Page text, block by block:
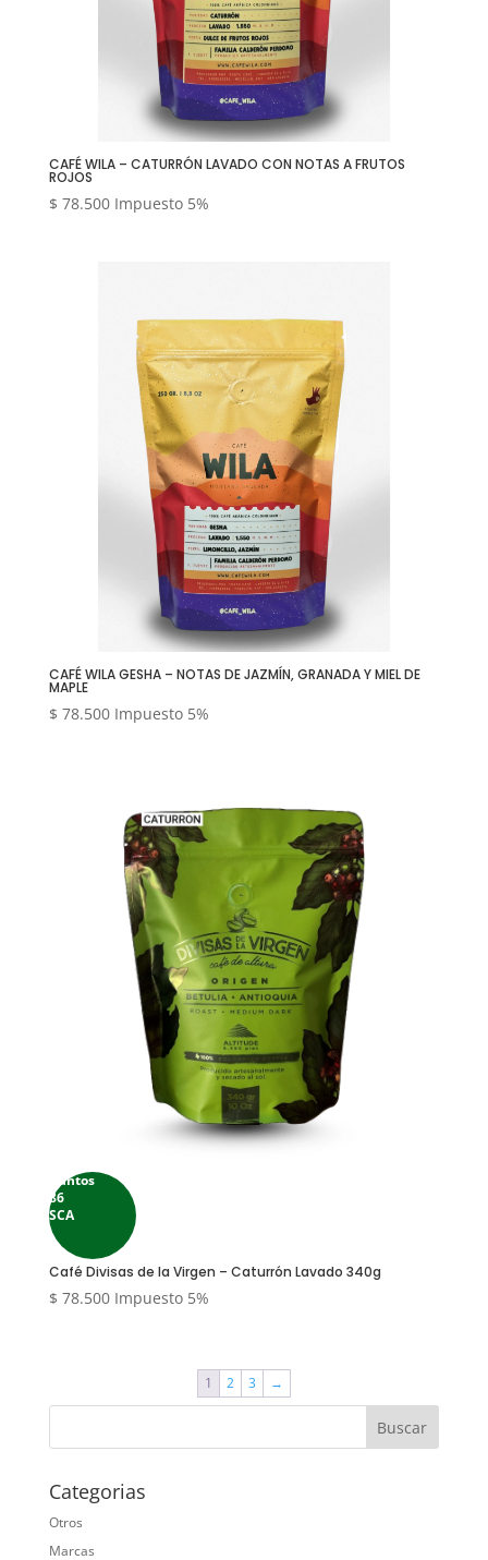
CAFÉ WILA – CATURRÓN LAVADO CON NOTAS A FRUTOS
ROJOS
$ 78.500 Impuesto 5%
CAFÉ WILA GESHA – NOTAS DE JAZMÍN, GRANADA Y MIEL DE
MAPLE
$ 78.500 Impuesto 5%
Puntos
86
SCA
Café Divisas de la Virgen – Caturrón Lavado 340g
$ 78.500 Impuesto 5%
1 2 3 →
Categorias
Otros
Marcas